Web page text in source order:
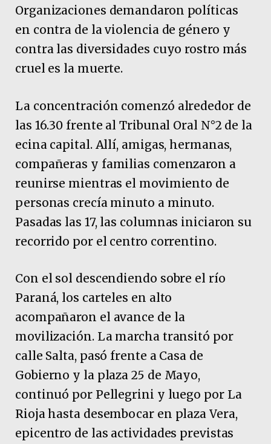
Organizaciones demandaron políticas
en contra de la violencia de género y
contra las diversidades cuyo rostro más
cruel es la muerte.
La concentración comenzó alrededor de
las 16.30 frente al Tribunal Oral N°2 de la
ecina capital. Allí, amigas, hermanas,
compañeras y familias comenzaron a
reunirse mientras el movimiento de
personas crecía minuto a minuto.
Pasadas las 17, las columnas iniciaron su
recorrido por el centro correntino.
Con el sol descendiendo sobre el río
Paraná, los carteles en alto
acompañaron el avance de la
movilización. La marcha transitó por
calle Salta, pasó frente a Casa de
Gobierno y la plaza 25 de Mayo,
continuó por Pellegrini y luego por La
Rioja hasta desembocar en plaza Vera,
epicentro de las actividades previstas